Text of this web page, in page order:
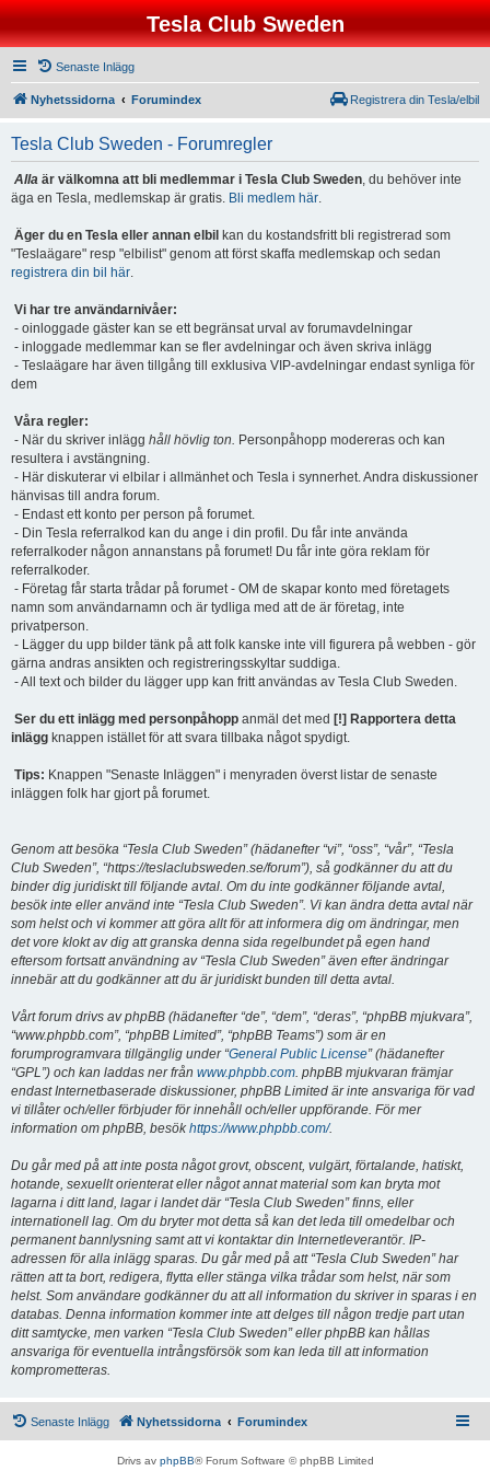
Tesla Club Sweden
Senaste Inlägg
Nyhetssidorna Forumindex Registrera din Tesla/elbil
Tesla Club Sweden - Forumregler
Alla är välkomna att bli medlemmar i Tesla Club Sweden, du behöver inte
äga en Tesla, medlemskap är gratis. Bli medlem här.
Äger du en Tesla eller annan elbil kan du kostandsfritt bli registrerad som
"Teslaägare" resp "elbilist" genom att först skaffa medlemskap och sedan
registrera din bil här.
Vi har tre användarnivåer:
- oinloggade gäster kan se ett begränsat urval av forumavdelningar
- inloggade medlemmar kan se fler avdelningar och även skriva inlägg
- Teslaägare har även tillgång till exklusiva VIP-avdelningar endast synliga för
dem
Våra regler:
- När du skriver inlägg håll hövlig ton. Personpåhopp modereras och kan
resultera i avstängning.
- Här diskuterar vi elbilar i allmänhet och Tesla i synnerhet. Andra diskussioner
hänvisas till andra forum.
- Endast ett konto per person på forumet.
- Din Tesla referralkod kan du ange i din profil. Du får inte använda
referralkoder någon annanstans på forumet! Du får inte göra reklam för
referralkoder.
- Företag får starta trådar på forumet - OM de skapar konto med företagets
namn som användarnamn och är tydliga med att de är företag, inte
privatperson.
- Lägger du upp bilder tänk på att folk kanske inte vill figurera på webben - gör
gärna andras ansikten och registreringsskyltar suddiga.
- All text och bilder du lägger upp kan fritt användas av Tesla Club Sweden.
Ser du ett inlägg med personpåhopp anmäl det med [!] Rapportera detta
inlägg knappen istället för att svara tillbaka något spydigt.
Tips: Knappen "Senaste Inläggen" i menyraden överst listar de senaste
inläggen folk har gjort på forumet.
Genom att besöka “Tesla Club Sweden” (hädanefter “vi”, “oss”, “vår”, “Tesla
Club Sweden”, “https://teslaclubsweden.se/forum”), så godkänner du att du
binder dig juridiskt till följande avtal. Om du inte godkänner följande avtal,
besök inte eller använd inte “Tesla Club Sweden”. Vi kan ändra detta avtal när
som helst och vi kommer att göra allt för att informera dig om ändringar, men
det vore klokt av dig att granska denna sida regelbundet på egen hand
eftersom fortsatt användning av “Tesla Club Sweden” även efter ändringar
innebär att du godkänner att du är juridiskt bunden till detta avtal.
Vårt forum drivs av phpBB (hädanefter “de”, “dem”, “deras”, “phpBB mjukvara”,
“www.phpbb.com”, “phpBB Limited”, “phpBB Teams”) som är en
forumprogramvara tillgänglig under “General Public License” (hädanefter
“GPL”) och kan laddas ner från www.phpbb.com. phpBB mjukvaran främjar
endast Internetbaserade diskussioner, phpBB Limited är inte ansvariga för vad
vi tillåter och/eller förbjuder för innehåll och/eller uppförande. För mer
information om phpBB, besökhttps://www.phpbb.com/.
Du går med på att inte posta något grovt, obscent, vulgärt, förtalande, hatiskt,
hotande, sexuellt orienterat eller något annat material som kan bryta mot
lagarna i ditt land, lagar i landet där “Tesla Club Sweden” finns, eller
internationell lag. Om du bryter mot detta så kan det leda till omedelbar och
permanent bannlysning samt att vi kontaktar din Internetleverantör. IP-
adressen för alla inlägg sparas. Du går med på att “Tesla Club Sweden” har
rätten att ta bort, redigera, flytta eller stänga vilka trådar som helst, när som
helst. Som användare godkänner du att all information du skriver in sparas i en
databas. Denna information kommer inte att delges till någon tredje part utan
ditt samtycke, men varken “Tesla Club Sweden” eller phpBB kan hållas
ansvariga för eventuella intrångsförsök som kan leda till att information
komprometteras.
Senaste Inlägg Nyhetssidorna Forumindex
Drivs av phpBB® Forum Software © phpBB Limited